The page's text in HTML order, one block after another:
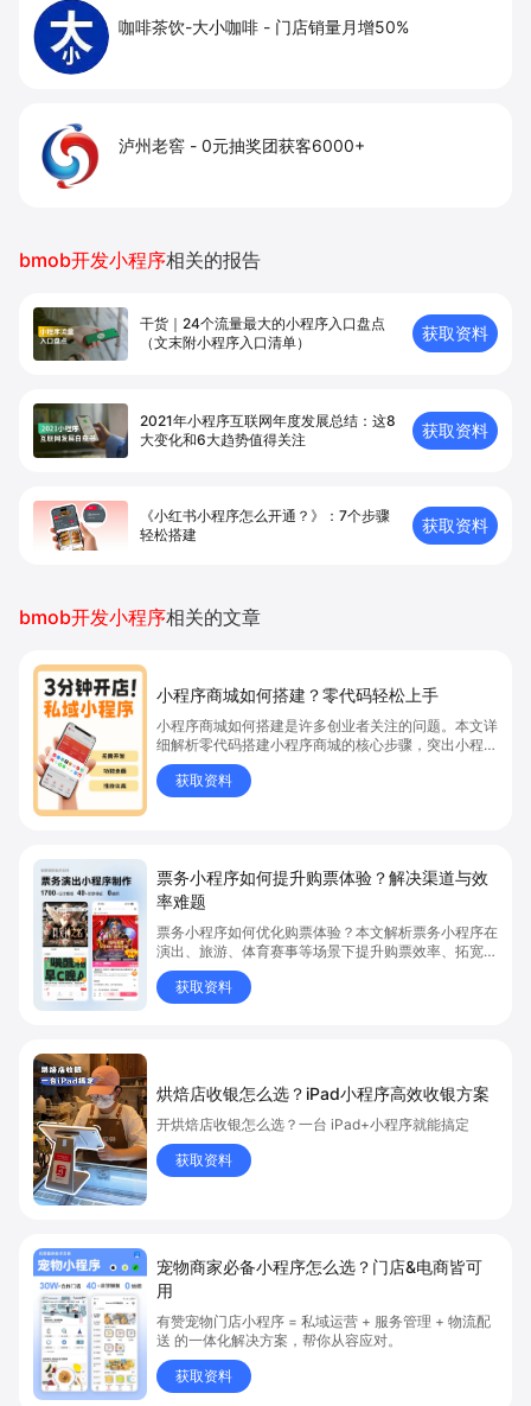
咖啡茶饮-大小咖啡 - 门店销量月增50%
泸州老窖 - 0元抽奖团获客6000+
bmob开发小程序相关的报告
干货｜24个流量最大的小程序入口盘点
（文末附小程序入口清单）
获取资料
2021年小程序互联网年度发展总结：这8
大变化和6大趋势值得关注
获取资料
《小红书小程序怎么开通？》：7个步骤
轻松搭建
获取资料
bmob开发小程序相关的文章
小程序商城如何搭建？零代码轻松上手
小程序商城如何搭建是许多创业者关注的问题。本文详
细解析零代码搭建小程序商城的核心步骤，突出小程序
商城、商城搭建与零代码开店优势，帮助你轻松实现商
品上架、全渠道销售及高效会员运营，快速开启线上卖
货新模式。点击获取详细操作指南！
获取资料
票务小程序如何提升购票体验？解决渠道与效
率难题
票务小程序如何优化购票体验？本文解析票务小程序在
演出、旅游、体育赛事等场景下提升购票效率、拓宽销
售渠道、实现会员精准营销的具体方式。关键词包括
“票务小程序”、“购票体验”、“购票效率”。
获取资料
烘焙店收银怎么选？iPad小程序高效收银方案
开烘焙店收银怎么选？一台 iPad+小程序就能搞定
获取资料
宠物商家必备小程序怎么选？门店&电商皆可
用
有赞宠物门店小程序 = 私域运营 + 服务管理 + 物流配
送 的一体化解决方案，帮你从容应对。
获取资料